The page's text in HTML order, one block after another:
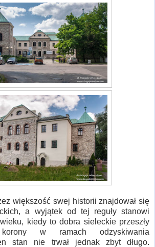
większość swej historii znajdował się
a wyjątek od tej reguły stanowi
kiedy to dobra sieleckie przeszły
w ramach odzyskiwania
stan nie trwał jednak zbyt długo.